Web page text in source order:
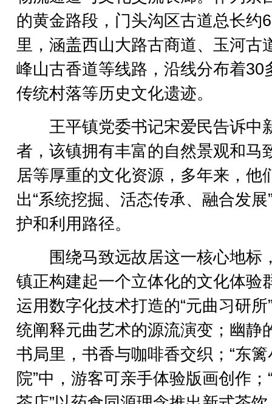
的黄金路段，门头沟区古道总长约
里，涵盖西山大路古商道、玉河古
峰山古香道等线路，沿线分布着30
传统村落等历史文化遗迹。
王平镇党委书记宋爱民告诉中
者，该镇拥有丰富的自然景观和马
居等厚重的文化资源，多年来，他
出“系统挖掘、活态传承、融合发展
护和利用路径。
围绕马致远故居这一核心地标
镇正构建起一个立体化的文化体验
运用数字化技术打造的“元曲习研所
统阐释元曲艺术的源流演变；幽静
书局里，书香与咖啡香交织；“东篱
院”中，游客可亲手体验版画创作；